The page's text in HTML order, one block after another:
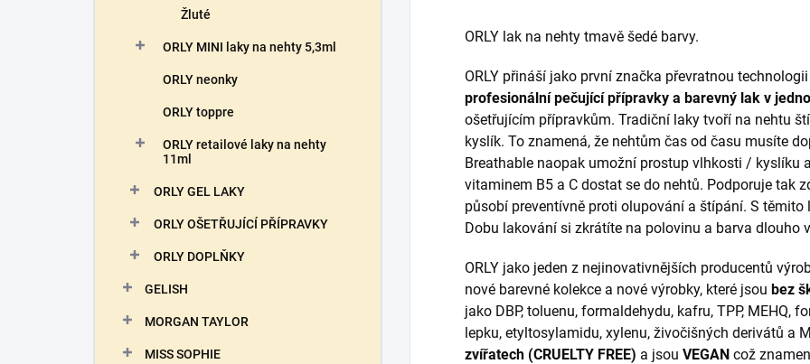
Žluté
ORLY MINI laky na nehty 5,3ml
ORLY neonky
ORLY toppre
ORLY retailové laky na nehty
11ml
ORLY GEL LAKY
ORLY OŠETŘUJÍCÍ PŘÍPRAVKY
ORLY DOPLŇKY
GELISH
MORGAN TAYLOR
MISS SOPHIE
ORLY lak na nehty tmavě šedé barvy.
ORLY přináší jako první značka převratnou
profesionální pečující přípravky a barevný lak v
ošetřujícím přípravkům. Tradiční laky tvoří na nehtu
kyslík. To znamená, že nehtům čas od času musíte
Breathable naopak umožní prostup vlhkosti / kyslíku
vitaminem B5 a C dostat se do nehtů. Podporuje tak
působí preventívně proti olupování a štípání. S
Dobu lakování si zkrátíte na polovinu a barva dlouho
ORLY jako jeden z nejinovativnějších producentů
nové barevné kolekce a nové výrobky, které jsou bez
jako DBP, toluenu, formaldehydu, kafru, TPP, MEHQ,
lepku, etyltosylamidu, xylenu, živočišných derivátů a
zvířatech (CRUELTY FREE) a jsou VEGAN což